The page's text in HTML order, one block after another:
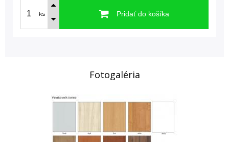
ks Pridať do košíka
Fotogaléria